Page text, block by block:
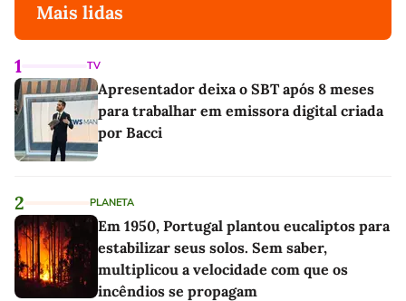
Mais lidas
1 TV
Apresentador deixa o SBT após 8 meses
para trabalhar em emissora digital criada
por Bacci
2 PLANETA
Em 1950, Portugal plantou eucaliptos para
estabilizar seus solos. Sem saber,
multiplicou a velocidade com que os
incêndios se propagam